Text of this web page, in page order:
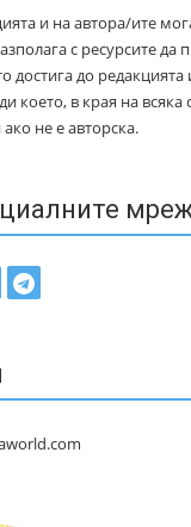
и на автора/ите
с ресурсите да
достига до редакцията
което, в края на всяка
не е авторска.